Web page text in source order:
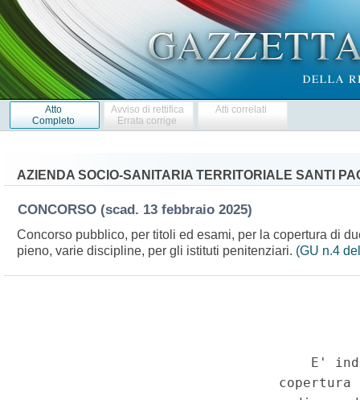
Atto
Completo
Avviso di rettifica
Errata corrige
Atti correlati
AZIENDA SOCIO-SANITARIA TERRITORIALE SANTI
CONCORSO (scad. 13 febbraio 2025)
Concorso pubblico, per titoli ed esami, per la copertura di
pieno, varie discipline, per gli istituti penitenziari. (GU n.4